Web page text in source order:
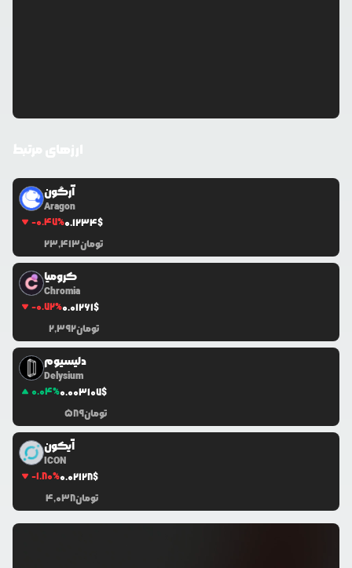
آرگون
Aragon
-0.47%0.1234$
23,413تومان
کرومیا
Chromia
-0.72%0.01261$
2,392تومان
دلیسیوم
Delysium
0.04%0.003107$
589تومان
آیکون
ICON
-1.80%0.02128$
4,038تومان